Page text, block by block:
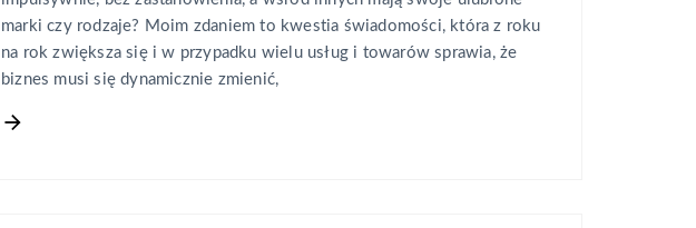
marki czy rodzaje? Moim zdaniem to kwestia świadomości, która z roku
na rok zwiększa się i w przypadku wielu usług i towarów sprawia, że
biznes musi się dynamicznie zmienić,